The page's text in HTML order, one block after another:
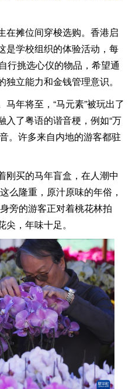
摊位间穿梭选购。香港启
是学校组织的体验活动，每
行挑选心仪的物品，希望通
立能力和金钱管理意识。
年将至，“马元素”被玩出了
入了粤语的谐音梗，例如“万
。许多来自内地的游客都驻
买的马年盲盒，在人潮中
么隆重，原汁原味的年俗，
旁的游客正对着桃花林拍
，年味十足。